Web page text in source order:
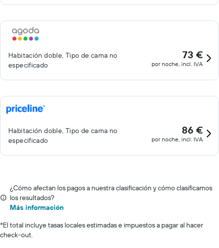
Habitación doble, Tipo de cama no
especificado
73 €
por noche, incl. IVA
Habitación doble, Tipo de cama no
especificado
86 €
por noche, incl. IVA
¿Cómo afectan los pagos a nuestra clasificación y cómo clasificamos
los resultados?
Más información
*El total incluye tasas locales estimadas e impuestos a pagar al hacer
check-out.